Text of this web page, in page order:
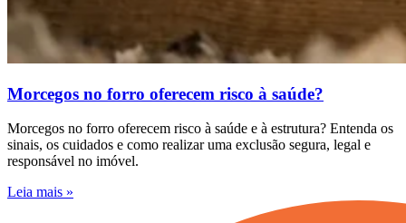
Morcegos no forro oferecem risco à saúde?
Morcegos no forro oferecem risco à saúde e à estrutura? Entenda os
sinais, os cuidados e como realizar uma exclusão segura, legal e
responsável no imóvel.
Leia mais »